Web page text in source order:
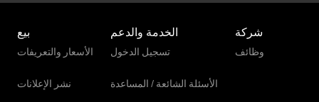
بيع
الأسعار والتعريفات
نشر الإعلانات
الخدمة والدعم
تسجيل الدخول
الأسئلة الشائعة / المساعدة
شركة
وظائف